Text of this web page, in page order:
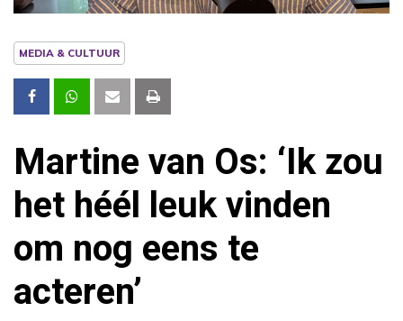
MEDIA & CULTUUR
Martine van Os: ‘Ik zou
het héél leuk vinden
om nog eens te
acteren’